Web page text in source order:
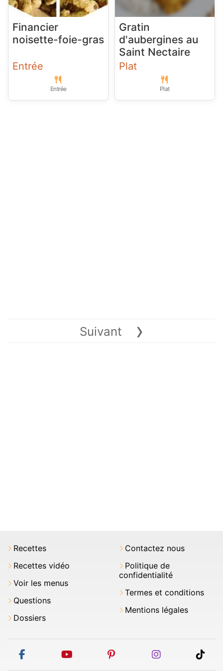
Financier
noisette-foie-gras
Entrée
Entrée
Gratin
d'aubergines au
Saint Nectaire
Plat
Plat
Suivant ›
Recettes
Recettes vidéo
Voir les menus
Questions
Dossiers
Contactez nous
Politique de
confidentialité
Termes et conditions
Mentions légales
facebook youtube pinterest instagram